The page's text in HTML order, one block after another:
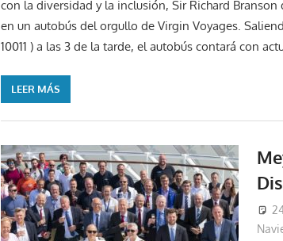
con la diversidad y la inclusión, Sir Richard
en un autobús del orgullo de Virgin Voyages.
10011 ) a las 3 de la tarde, el autobús contará con
LEER MÁS